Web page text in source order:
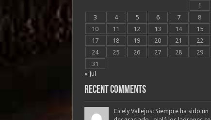
1
3
4 5 6 7 8
10
11 12 13 14 15
17
18 19 20 21 22
24
25 26 27 28 29
31
« Jul
Recent Comments
Cicely Vallejos: Siempre ha sido un